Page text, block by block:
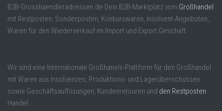
B2B-Grosshaendleradressen.de Dein B2B-Marktplatz vom Großhandel
mit Restposten, Sonderposten, Konkurswaren, Insolvent-Angeboten,
Waren für den Wiederverkauf im Import und Export Geschäft.
Wir sind eine Internationale Großhanels-Plattform für den Großhandel
mit Waren aus Insolvenzen, Produktions- und Lagerüberschüssen
sowie Geschäftsauflösungen, Kundenretouren und den Restposten
Handel.